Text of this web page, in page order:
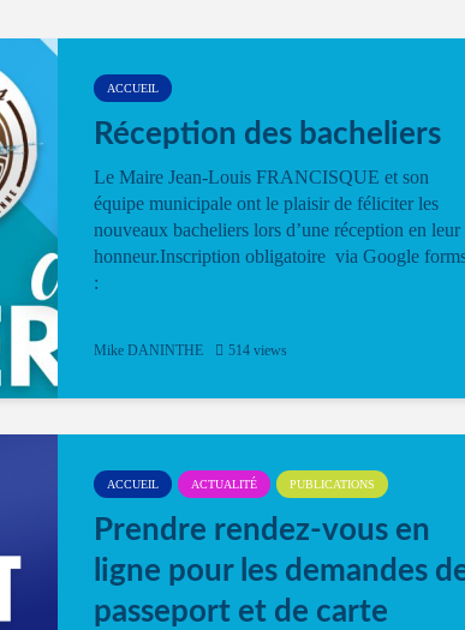
ACCUEIL
Réception des bacheliers
Le Maire Jean-Louis FRANCISQUE et son
équipe municipale ont le plaisir de féliciter les
nouveaux bacheliers lors d’une réception en leur
honneur.Inscription obligatoire via Google
:
Mike DANINTHE 514 views
ACCUEIL ACTUALITÉ PUBLICATIONS
Prendre rendez-vous en
ligne pour les demandes
passeport et de carte